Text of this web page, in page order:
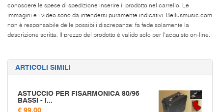
conoscere le spese di spedizione inserire il prodotto nel carrello. Le
immagini e i video sono da intendersi puramente indicativi. Bellusmusic.com
non è responsabile delle possibili discrepanze: fa fede solamente la
descrizione scritta. Il prezzo del prodotto è valido solo per l'acquisto on-line.
ARTICOLI SIMILI
ASTUCCIO PER FISARMONICA 80/96
BASSI - I...
€ 99,00